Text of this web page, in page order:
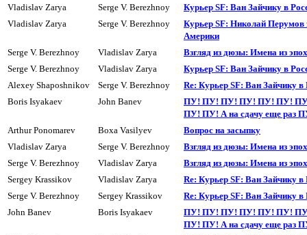
Vladislav Zarya
Serge V. Berezhnoy
Курьер SF: Ван Зайчику в
Vladislav Zarya
Serge V. Berezhnoy
Курьер SF: Николай Перумов
Америки
Serge V. Berezhnoy
Vladislav Zarya
Взгляд из дюзы: Имена из
Serge V. Berezhnoy
Vladislav Zarya
Курьер SF: Ван Зайчику в
Alexey Shaposhnikov
Serge V. Berezhnoy
Re: Курьер SF: Ван Зайчику в
Boris Isyakaev
John Banev
ПУ! ПУ! ПУ! ПУ! ПУ! ПУ!
ПУ! ПУ! А на сдачy еще раз
Arthur Ponomarev
Boxa Vasilyev
Вопpос на засыпкy
Vladislav Zarya
Serge V. Berezhnoy
Взгляд из дюзы: Имена из
Serge V. Berezhnoy
Vladislav Zarya
Взгляд из дюзы: Имена из
Sergey Krassikov
Vladislav Zarya
Re: Курьер SF: Ван Зайчику в
Serge V. Berezhnoy
Sergey Krassikov
Re: Курьер SF: Ван Зайчику в
John Banev
Boris Isyakaev
ПУ! ПУ! ПУ! ПУ! ПУ! ПУ!
ПУ! ПУ! А на сдачy еще раз